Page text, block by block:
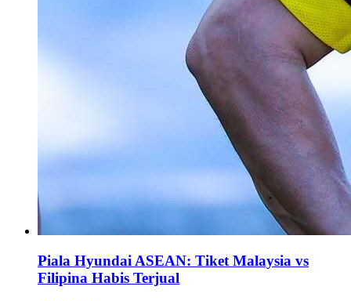
Piala Hyundai ASEAN: Tiket Malaysia vs
Filipina Habis Terjual